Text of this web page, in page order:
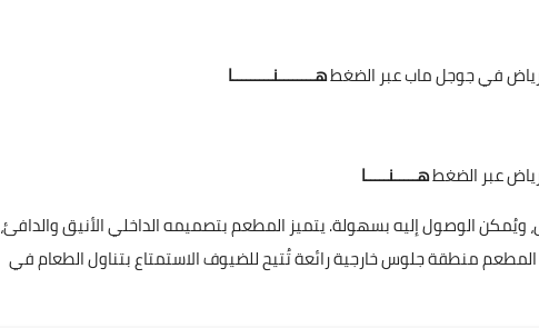
في جوجل ماب عبر الضغطهــــــــنـــــــــا
عبر الضغطهـــــنـــــا
الوصول إليه بسهولة. يتميز المطعم بتصميمه الداخلي الأنيق والدافئ،
منطقة جلوس خارجية رائعة تُتيح للضيوف الاستمتاع بتناول الطعام في